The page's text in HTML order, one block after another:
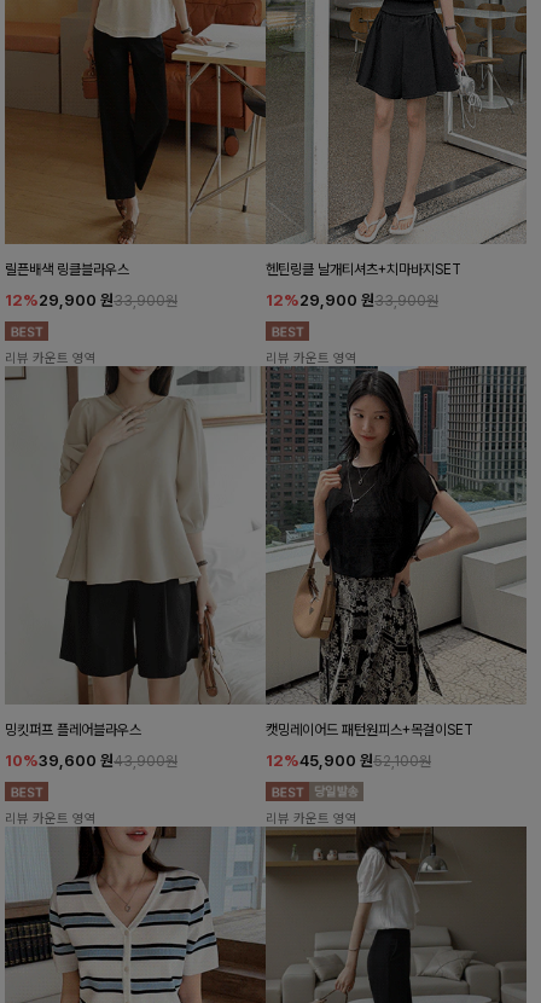
릴픈배색 링클블라우스
12%29,900 원33,900원
리뷰 카운트 영역
헨틴링클 날개티셔츠+치마바지SET
12%29,900 원33,900원
리뷰 카운트 영역
밍킷퍼프 플레어블라우스
10%39,600 원43,900원
리뷰 카운트 영역
캣밍레이어드 패턴원피스+목걸이SET
12%45,900 원52,100원
리뷰 카운트 영역